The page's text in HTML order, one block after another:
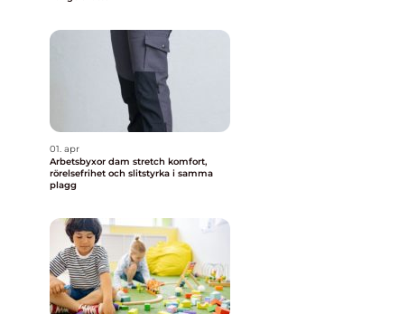
01. apr
Arbetsbyxor dam stretch komfort,
rörelsefrihet och slitstyrka i samma
plagg